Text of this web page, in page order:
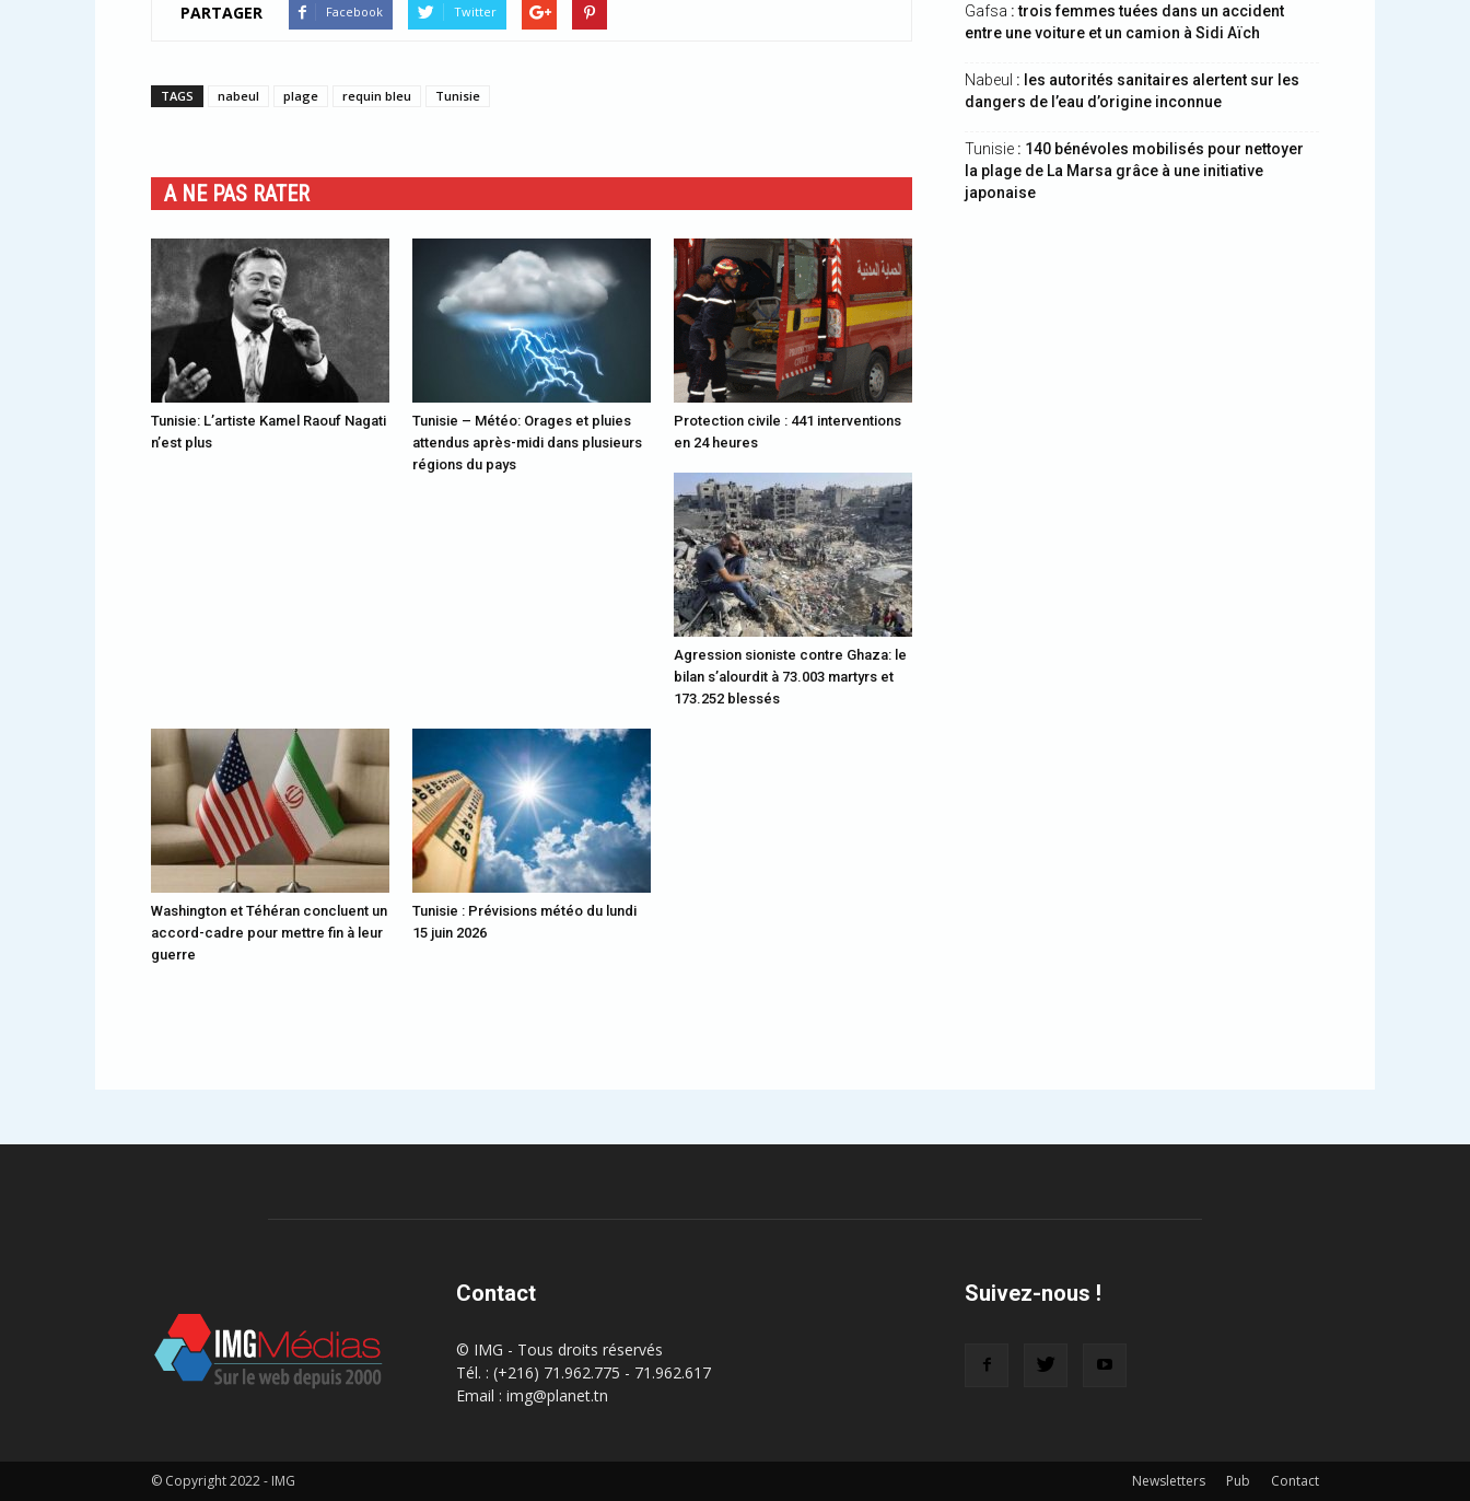
PARTAGER Facebook Twitter
TAGS nabeul plage requin bleu Tunisie
A NE PAS RATER
Tunisie: L’artiste Kamel Raouf Nagati
n’est plus
Tunisie – Météo: Orages et pluies
attendus après-midi dans plusieurs
régions du pays
Protection civile : 441 interventions
en 24 heures
Agression sioniste contre Ghaza: le
bilan s’alourdit à 73.003 martyrs et
173.252 blessés
Washington et Téhéran concluent un
accord-cadre pour mettre fin à leur
guerre
Tunisie : Prévisions météo du lundi
15 juin 2026
Gafsa : trois femmes tuées dans un accident
entre une voiture et un camion à Sidi Aïch
Nabeul : les autorités sanitaires alertent sur les
dangers de l’eau d’origine inconnue
Tunisie : 140 bénévoles mobilisés pour nettoyer
la plage de La Marsa grâce à une initiative
japonaise
Contact
© IMG - Tous droits réservés
Tél. : (+216) 71.962.775 - 71.962.617
Email : img@planet.tn
Suivez-nous !
Newsletters Pub Contact
© Copyright 2022 - IMG